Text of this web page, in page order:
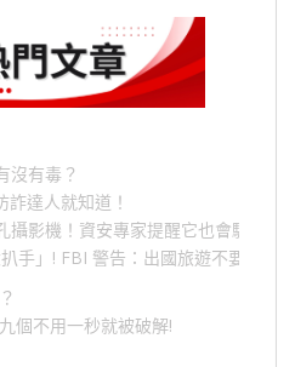
沒有毒？
達人就知道！
攝影機！資安專家提醒它也會駭人成
手」 ! FBI 警告：出國旅遊不要做的
個不用一秒就被破解!